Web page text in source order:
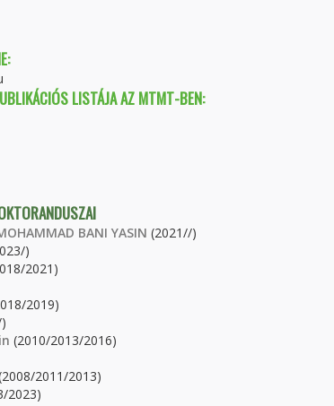
LISTÁJA AZ MTMT-BEN:
BANI YASIN (2021//)
)
2021)
2019)
(2010/2013/2016)
2011/2013)
2023)